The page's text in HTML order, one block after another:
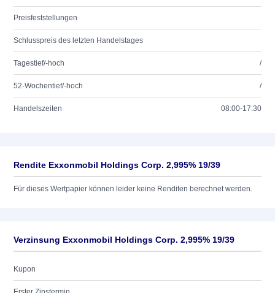
Preisfeststellungen
Schlusspreis des letzten Handelstages
Tagestief/-hoch /
52-Wochentief/-hoch /
Handelszeiten 08:00-17:30
Rendite Exxonmobil Holdings Corp. 2,995% 19/39
Für dieses Wertpapier können leider keine Renditen berechnet werden.
Verzinsung Exxonmobil Holdings Corp. 2,995% 19/39
Kupon